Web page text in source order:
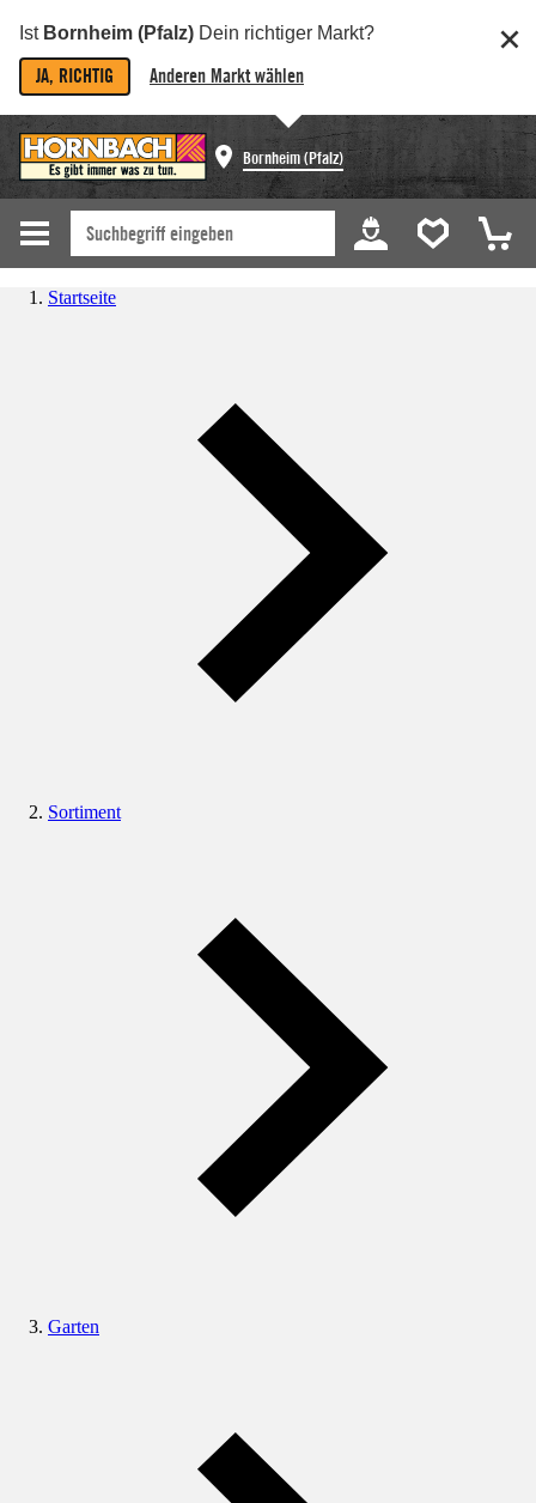
Ist Bornheim (Pfalz) Dein richtiger Markt?
JA, RICHTIG Anderen Markt wählen
Bornheim (Pfalz)
Startseite
Sortiment
Garten